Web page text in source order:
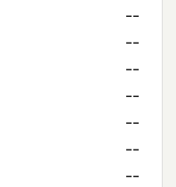
--
--
--
--
--
--
--